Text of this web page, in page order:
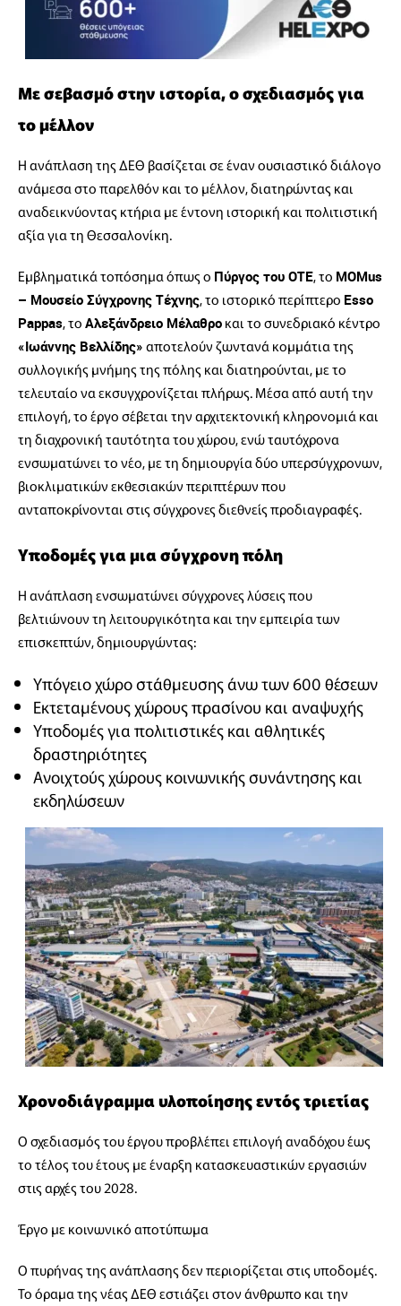
Με σεβασμό στην ιστορία, ο σχεδιασμός για
το μέλλον
Η ανάπλαση της ΔΕΘ βασίζεται σε έναν ουσιαστικό διάλογο
ανάμεσα στο παρελθόν και το μέλλον, διατηρώντας και
αναδεικνύοντας κτήρια με έντονη ιστορική και πολιτιστική
αξία για τη Θεσσαλονίκη.
Εμβληματικά τοπόσημα όπως ο Πύργος του ΟΤΕ, το MOMus
– Μουσείο Σύγχρονης Τέχνης, το ιστορικό περίπτερο Esso
Pappas, το Αλεξάνδρειο Μέλαθρο και το συνεδριακό κέντρο
«Ιωάννης Βελλίδης» αποτελούν ζωντανά κομμάτια της
συλλογικής μνήμης της πόλης και διατηρούνται, με το
τελευταίο να εκσυγχρονίζεται πλήρως. Μέσα από αυτή την
επιλογή, το έργο σέβεται την αρχιτεκτονική κληρονομιά και
τη διαχρονική ταυτότητα του χώρου, ενώ ταυτόχρονα
ενσωματώνει το νέο, με τη δημιουργία δύο υπερσύγχρονων,
βιοκλιματικών εκθεσιακών περιπτέρων που
ανταποκρίνονται στις σύγχρονες διεθνείς προδιαγραφές.
Υποδομές για μια σύγχρονη πόλη
Η ανάπλαση ενσωματώνει σύγχρονες λύσεις που
βελτιώνουν τη λειτουργικότητα και την εμπειρία των
επισκεπτών, δημιουργώντας:
Υπόγειο χώρο στάθμευσης άνω των 600 θέσεων
Εκτεταμένους χώρους πρασίνου και αναψυχής
Υποδομές για πολιτιστικές και αθλητικές
δραστηριότητες
Ανοιχτούς χώρους κοινωνικής συνάντησης και
εκδηλώσεων
Χρονοδιάγραμμα υλοποίησης εντός τριετίας
Ο σχεδιασμός του έργου προβλέπει επιλογή αναδόχου έως
το τέλος του έτους με έναρξη κατασκευαστικών εργασιών
στις αρχές του 2028.
Έργο με κοινωνικό αποτύπωμα
Ο πυρήνας της ανάπλασης δεν περιορίζεται στις υποδομές.
Το όραμα της νέας ΔΕΘ εστιάζει στον άνθρωπο και την